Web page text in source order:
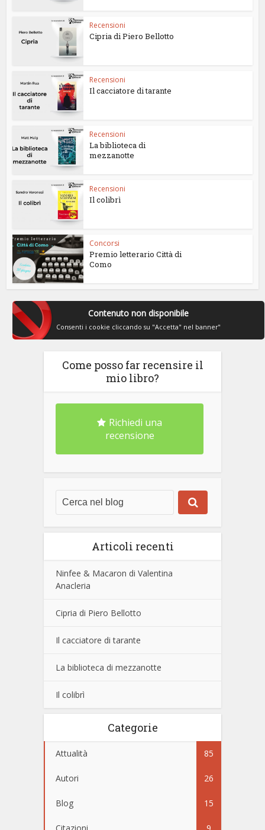
Recensioni
Cipria di Piero Bellotto
Recensioni
Il cacciatore di tarante
Recensioni
La biblioteca di
mezzanotte
Recensioni
Il colibrì
Concorsi
Premio letterario Città di
Como
Contenuto non disponibile
Consenti i cookie cliccando su "Accetta" nel banner"
Come posso far recensire il
mio libro?
Richiedi una
recensione
Articoli recenti
Ninfee & Macaron di Valentina
Anacleria
Cipria di Piero Bellotto
Il cacciatore di tarante
La biblioteca di mezzanotte
Il colibrì
Categorie
Attualità 85
Autori 26
Blog 15